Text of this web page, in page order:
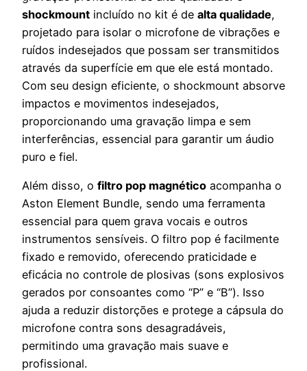
shockmount incluído no kit é de alta qualidade,
projetado para isolar o microfone de vibrações e
ruídos indesejados que possam ser transmitidos
através da superfície em que ele está montado.
Com seu design eficiente, o shockmount absorve
impactos e movimentos indesejados,
proporcionando uma gravação limpa e sem
interferências, essencial para garantir um áudio
puro e fiel.
Além disso, o filtro pop magnético acompanha o
Aston Element Bundle, sendo uma ferramenta
essencial para quem grava vocais e outros
instrumentos sensíveis. O filtro pop é facilmente
fixado e removido, oferecendo praticidade e
eficácia no controle de plosivas (sons explosivos
gerados por consoantes como “P” e “B”). Isso
ajuda a reduzir distorções e protege a cápsula do
microfone contra sons desagradáveis,
permitindo uma gravação mais suave e
profissional.